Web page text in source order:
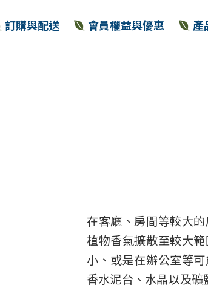
訂購與配送 會員權益與優惠 產
在客廳、房間等較大
植物香氣擴散至較大
小、或是在辦公室等
香水泥台、水晶以及